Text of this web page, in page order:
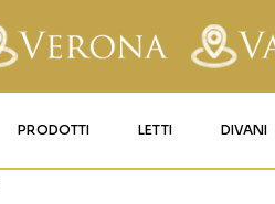
PRODOTTI LETTI DIVANI